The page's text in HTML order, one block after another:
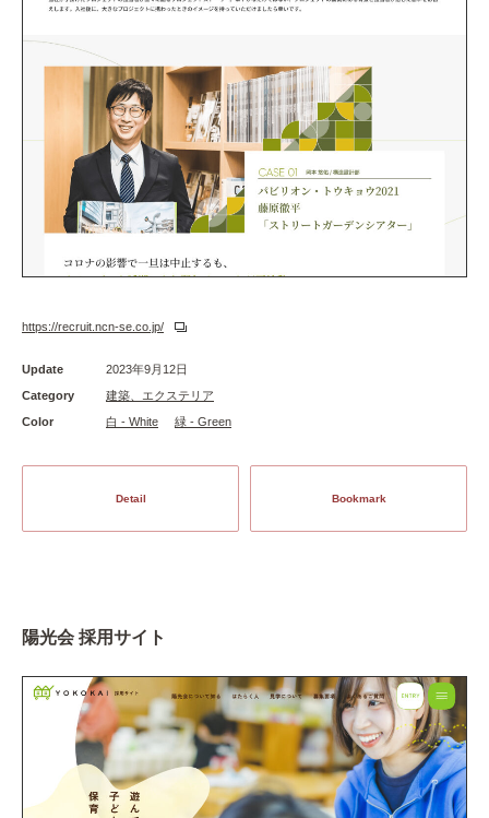
https://recruit.ncn-se.co.jp/
Update
2023年9月12日
Category
建築、エクステリア
Color
白 - White 緑 - Green
Detail Bookmark
陽光会 採用サイト